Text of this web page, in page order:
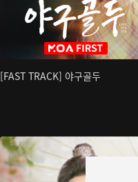
[FAST TRACK] 야구골두